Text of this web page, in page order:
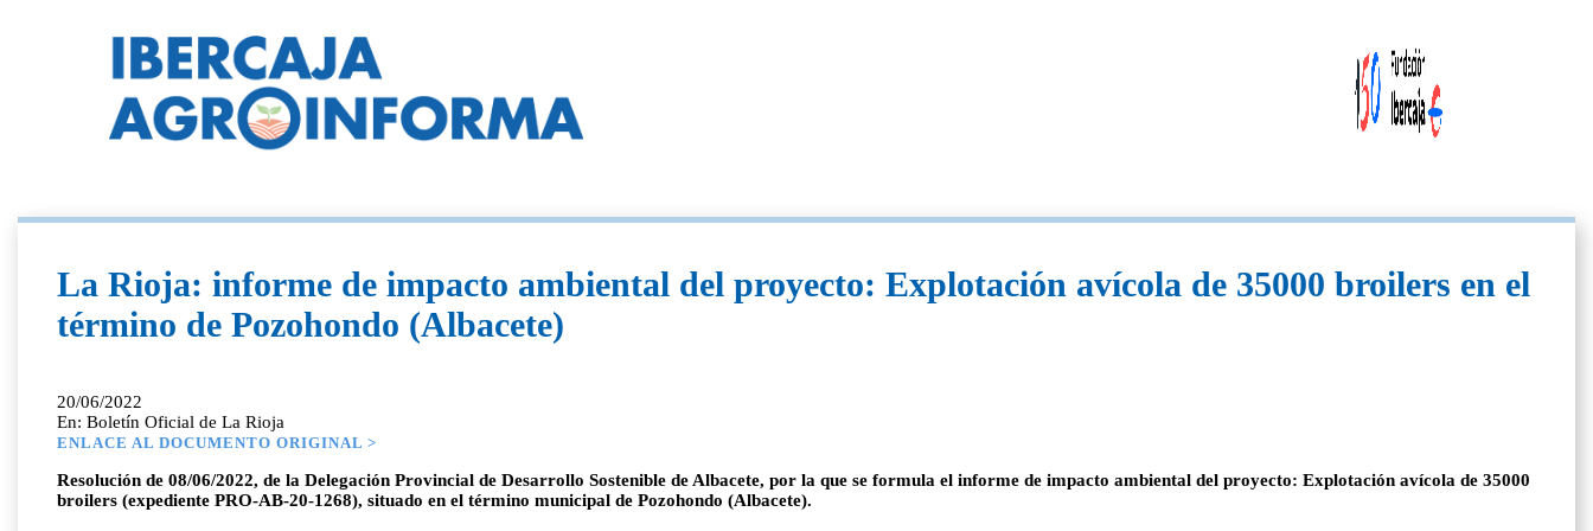
La Rioja: informe de impacto ambiental del proyecto: Explotación avícola de 35000 broilers en el
término de Pozohondo (Albacete)
20/06/2022
En: Boletín Oficial de La Rioja
ENLACE AL DOCUMENTO ORIGINAL >
Resolución de 08/06/2022, de la Delegación Provincial de Desarrollo Sostenible de Albacete, por la que se formula el informe de impacto ambiental del proyecto: Explotación avícola de 35000
broilers (expediente PRO-AB-20-1268), situado en el término municipal de Pozohondo (Albacete).